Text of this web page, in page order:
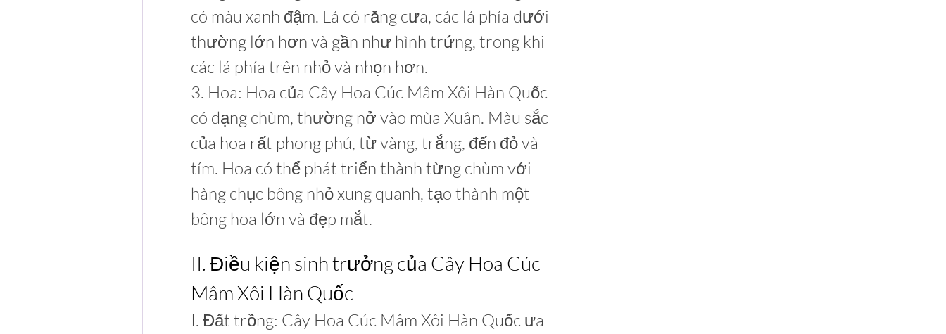
có màu xanh đậm. Lá có răng cưa, các lá phía dưới
thường lớn hơn và gần như hình trứng, trong khi
các lá phía trên nhỏ và nhọn hơn.
3. Hoa: Hoa của Cây Hoa Cúc Mâm Xôi Hàn Quốc
có dạng chùm, thường nở vào mùa Xuân. Màu sắc
của hoa rất phong phú, từ vàng, trắng, đến đỏ và
tím. Hoa có thể phát triển thành từng chùm với
hàng chục bông nhỏ xung quanh, tạo thành một
bông hoa lớn và đẹp mắt.
II. Điều kiện sinh trưởng của Cây Hoa Cúc
Mâm Xôi Hàn Quốc
I. Đất trồng: Cây Hoa Cúc Mâm Xôi Hàn Quốc ưa